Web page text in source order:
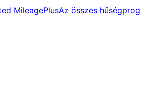
MileagePlusAz összes